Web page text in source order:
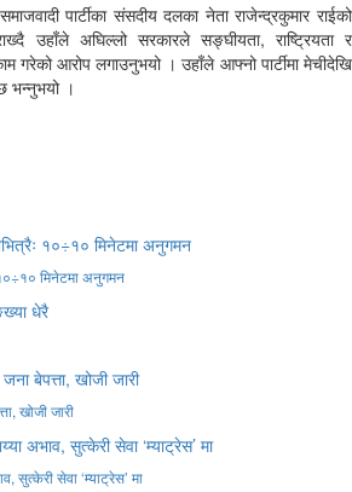
पार्टीका संसदीय दलका नेता राजेन्द्रकुमार राईको
उहाँले अघिल्लो सरकारले सङ्घीयता, राष्ट्रियता र
गरेको आरोप लगाउनुभयो । उहाँले आफ्नो पार्टीमा मेचीदेखि
भन्नुभयो ।
मिनेटमा अनुगमन
खोजी जारी
सुत्केरी सेवा ‘म्याट्रेस’ मा